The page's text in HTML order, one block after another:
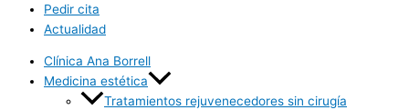
Pedir cita
Actualidad
Clínica Ana Borrell
Medicina estética
Tratamientos rejuvenecedores sin cirugía